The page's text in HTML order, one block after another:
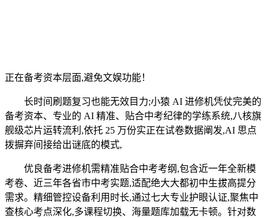
正在备考资本层面,避免文娱功能！
长时间刷题复习也能无效目力;小猿 AI 进修机凭仗完美的
备考资本、专业的 AI 精准、贴合中考纪律的学练系统,八核旗
舰级芯片运转流利,依托 25 万份实正在试卷数据阐发,AI 思点
拨摒弃间接给出谜底的模式,
优良备考进修机需精准贴合中考考纲,包含近一年全新模
考卷、近三年各省市中考实题,适配绝大大都初中生拔高提分
需求。精细管控设备利用时长,通过七大专业护眼认证,聚焦中
查核心考点深化,多课程切换、海量题库加载无卡顿。针对数